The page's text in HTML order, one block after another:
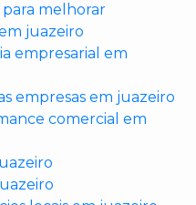
melhorar
juazeiro
empresarial em
empresas em juazeiro
comercial em